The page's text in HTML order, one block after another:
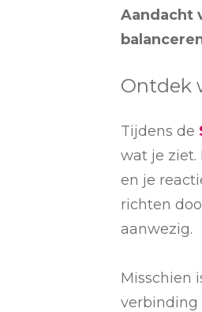
Aandacht
Ontdek
Tijdens de
wat je ziet.
en je
richten
aanwezig.
Misschien
verbinding